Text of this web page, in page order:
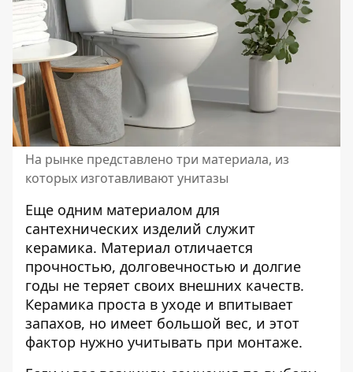
На рынке представлено три материала, из
которых изготавливают унитазы
Еще одним материалом для
сантехнических изделий служит
керамика. Материал отличается
прочностью, долговечностью и долгие
годы не теряет своих внешних качеств.
Керамика проста в уходе и впитывает
запахов, но имеет большой вес, и этот
фактор нужно учитывать при монтаже.